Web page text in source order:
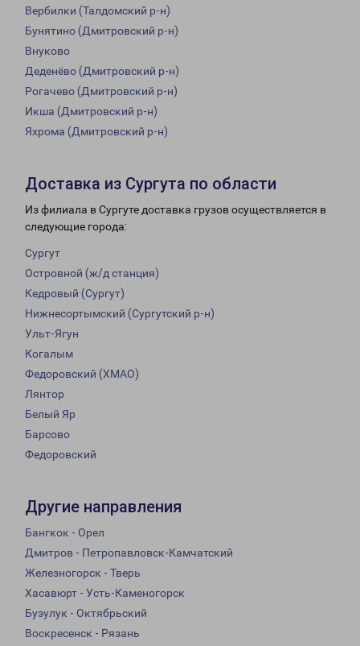
Вербилки (Талдомский р-н)
Бунятино (Дмитровский р-н)
Внуково
Деденёво (Дмитровский р-н)
Рогачево (Дмитровский р-н)
Икша (Дмитровский р-н)
Яхрома (Дмитровский р-н)
Доставка из Сургута по области
Из филиала в Сургуте доставка грузов осуществляется в
следующие города:
Сургут
Островной (ж/д станция)
Кедровый (Сургут)
Нижнесортымский (Сургутский р-н)
Ульт-Ягун
Когалым
Федоровский (ХМАО)
Лянтор
Белый Яр
Барсово
Федоровский
Другие направления
Бангкок - Орел
Дмитров - Петропавловск-Камчатский
Железногорск - Тверь
Хасавюрт - Усть-Каменогорск
Бузулук - Октябрьский
Воскресенск - Рязань